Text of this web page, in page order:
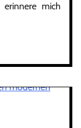
erinnere mich